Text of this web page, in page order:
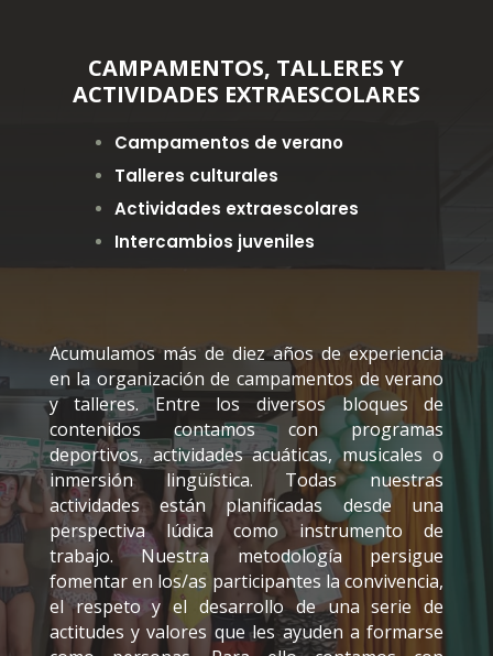
CAMPAMENTOS, TALLERES Y
ACTIVIDADES EXTRAESCOLARES
Campamentos de verano
Talleres culturales
Actividades extraescolares
Intercambios juveniles
Acumulamos más de diez años de experiencia
en la organización de campamentos de verano
y talleres. Entre los diversos bloques de
contenidos contamos con programas
deportivos, actividades acuáticas, musicales o
inmersión lingüística. Todas nuestras
actividades están planificadas desde una
perspectiva lúdica como instrumento de
trabajo. Nuestra metodología persigue
fomentar en los/as participantes la convivencia,
el respeto y el desarrollo de una serie de
actitudes y valores que les ayuden a formarse